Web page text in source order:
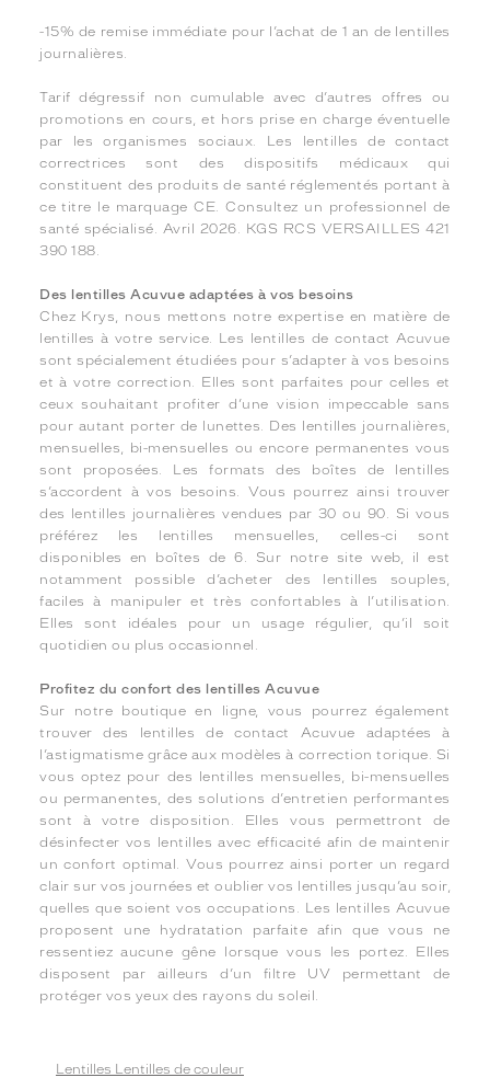
-15% de remise immédiate pour l’achat de 1 an de lentilles
journalières.
Tarif dégressif non cumulable avec d’autres offres ou
promotions en cours, et hors prise en charge éventuelle
par les organismes sociaux. Les lentilles de contact
correctrices sont des dispositifs médicaux qui
constituent des produits de santé réglementés portant à
ce titre le marquage CE. Consultez un professionnel de
santé spécialisé. Avril 2026. KGS RCS VERSAILLES 421
390 188.
Des lentilles Acuvue adaptées à vos besoins
Chez Krys, nous mettons notre expertise en matière de
lentilles à votre service. Les lentilles de contact Acuvue
sont spécialement étudiées pour s’adapter à vos besoins
et à votre correction. Elles sont parfaites pour celles et
ceux souhaitant profiter d’une vision impeccable sans
pour autant porter de lunettes. Des lentilles journalières,
mensuelles, bi-mensuelles ou encore permanentes vous
sont proposées. Les formats des boîtes de lentilles
s’accordent à vos besoins. Vous pourrez ainsi trouver
des lentilles journalières vendues par 30 ou 90. Si vous
préférez les lentilles mensuelles, celles-ci sont
disponibles en boîtes de 6. Sur notre site web, il est
notamment possible d’acheter des lentilles souples,
faciles à manipuler et très confortables à l’utilisation.
Elles sont idéales pour un usage régulier, qu’il soit
quotidien ou plus occasionnel.
Profitez du confort des lentilles Acuvue
Sur notre boutique en ligne, vous pourrez également
trouver des lentilles de contact Acuvue adaptées à
l’astigmatisme grâce aux modèles à correction torique. Si
vous optez pour des lentilles mensuelles, bi-mensuelles
ou permanentes, des solutions d’entretien performantes
sont à votre disposition. Elles vous permettront de
désinfecter vos lentilles avec efficacité afin de maintenir
un confort optimal. Vous pourrez ainsi porter un regard
clair sur vos journées et oublier vos lentilles jusqu’au soir,
quelles que soient vos occupations. Les lentilles Acuvue
proposent une hydratation parfaite afin que vous ne
ressentiez aucune gêne lorsque vous les portez. Elles
disposent par ailleurs d’un filtre UV permettant de
protéger vos yeux des rayons du soleil.
Lentilles Lentilles de couleur